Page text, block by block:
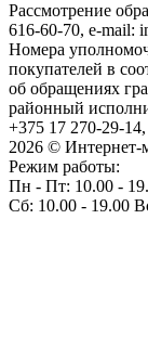
Рассмотрение
616-60-70, e-mail:
Номера
покупателей в
об обращениях
районный
+375 17 270-29-
2026 © Интернет-
Режим работы:
Пн - Пт: 10.00 -
Сб: 10.00 - 19.00